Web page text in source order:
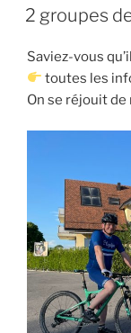
LE
2 groupes
Saviez-vous
toutes les
On se réjouit de